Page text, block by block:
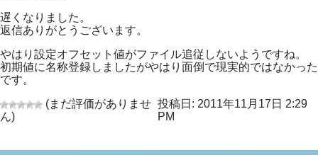
遅くなりました。
返信ありがとうございます。
やはり設定オフセット値がファイル追従しないようですね。
初期値に名称登録しましたがやはり面倒で現実的ではなかった
です。
(まだ評価がありませ
ん)
投稿日: 2011年11月17日 2:29
PM